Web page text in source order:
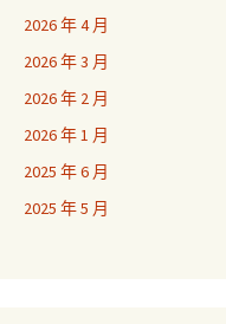
2026 年 4 月
2026 年 3 月
2026 年 2 月
2026 年 1 月
2025 年 6 月
2025 年 5 月